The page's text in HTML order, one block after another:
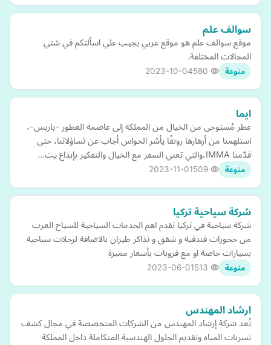
سوالف علم
موقع سوالف علم هو موقع عربي يجيب علي اسألتكم في شتي
المجالات المختلفة.
منوعة 2023-10-04
ايما
عطر مُستوحى من الخيال من المملكة إلى عاصمة العطور -باريس-،
استلهمنا من أزهارها رونقًا يأسُر الحواس أجاب عن تساؤلاتنا، حتى
قدّمنا IMMA،والتي تعني السفر مع الخيال والتفكير بإبداع يت…
منوعة 2023-11-01
شركة سياحية تركيا
شركة سياحية في تركيا تقدم اهم الخدمات السياحية للسياح العرب
من حجوزات فندقية و شقق و تذاكر طيران بالاضافة لرحلات سياحية
بسيارات خاصة او مع قروبات بأسعار مميزة
منوعة 2023-06-01
ارشاد المهندس
تُعد شركة إرشاد المهندس من الشركات المتخصصة في مجال كشف
تسربات المياه وتقديم الحلول الهندسية المتكاملة داخل المملكة